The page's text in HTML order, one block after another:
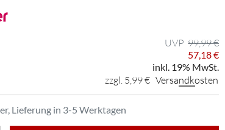
99,99 €
57,18 €
inkl. 19% MwSt.
zzgl. 5,99 € Versandkosten
Lieferung in 3-5 Werktagen